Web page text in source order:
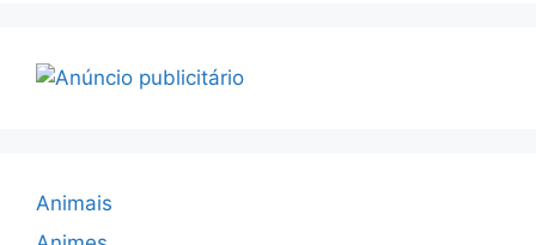
Animais